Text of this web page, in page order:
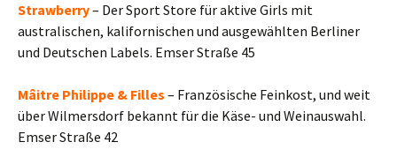
Strawberry– Der Sport Store für aktive Girls mit
australischen, kalifornischen und ausgewählten Berliner
und Deutschen Labels. Emser Straße 45
Mâitre Philippe & Filles – Französische Feinkost, und weit
über Wilmersdorf bekannt für die Käse- und Weinauswahl.
Emser Straße 42